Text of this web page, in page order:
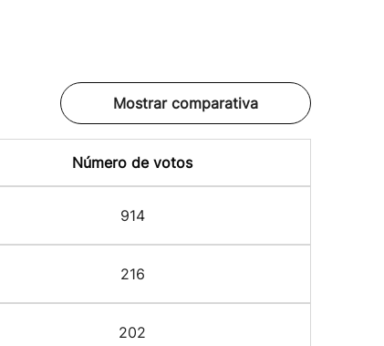
Mostrar comparativa
Número de votos
914
216
202